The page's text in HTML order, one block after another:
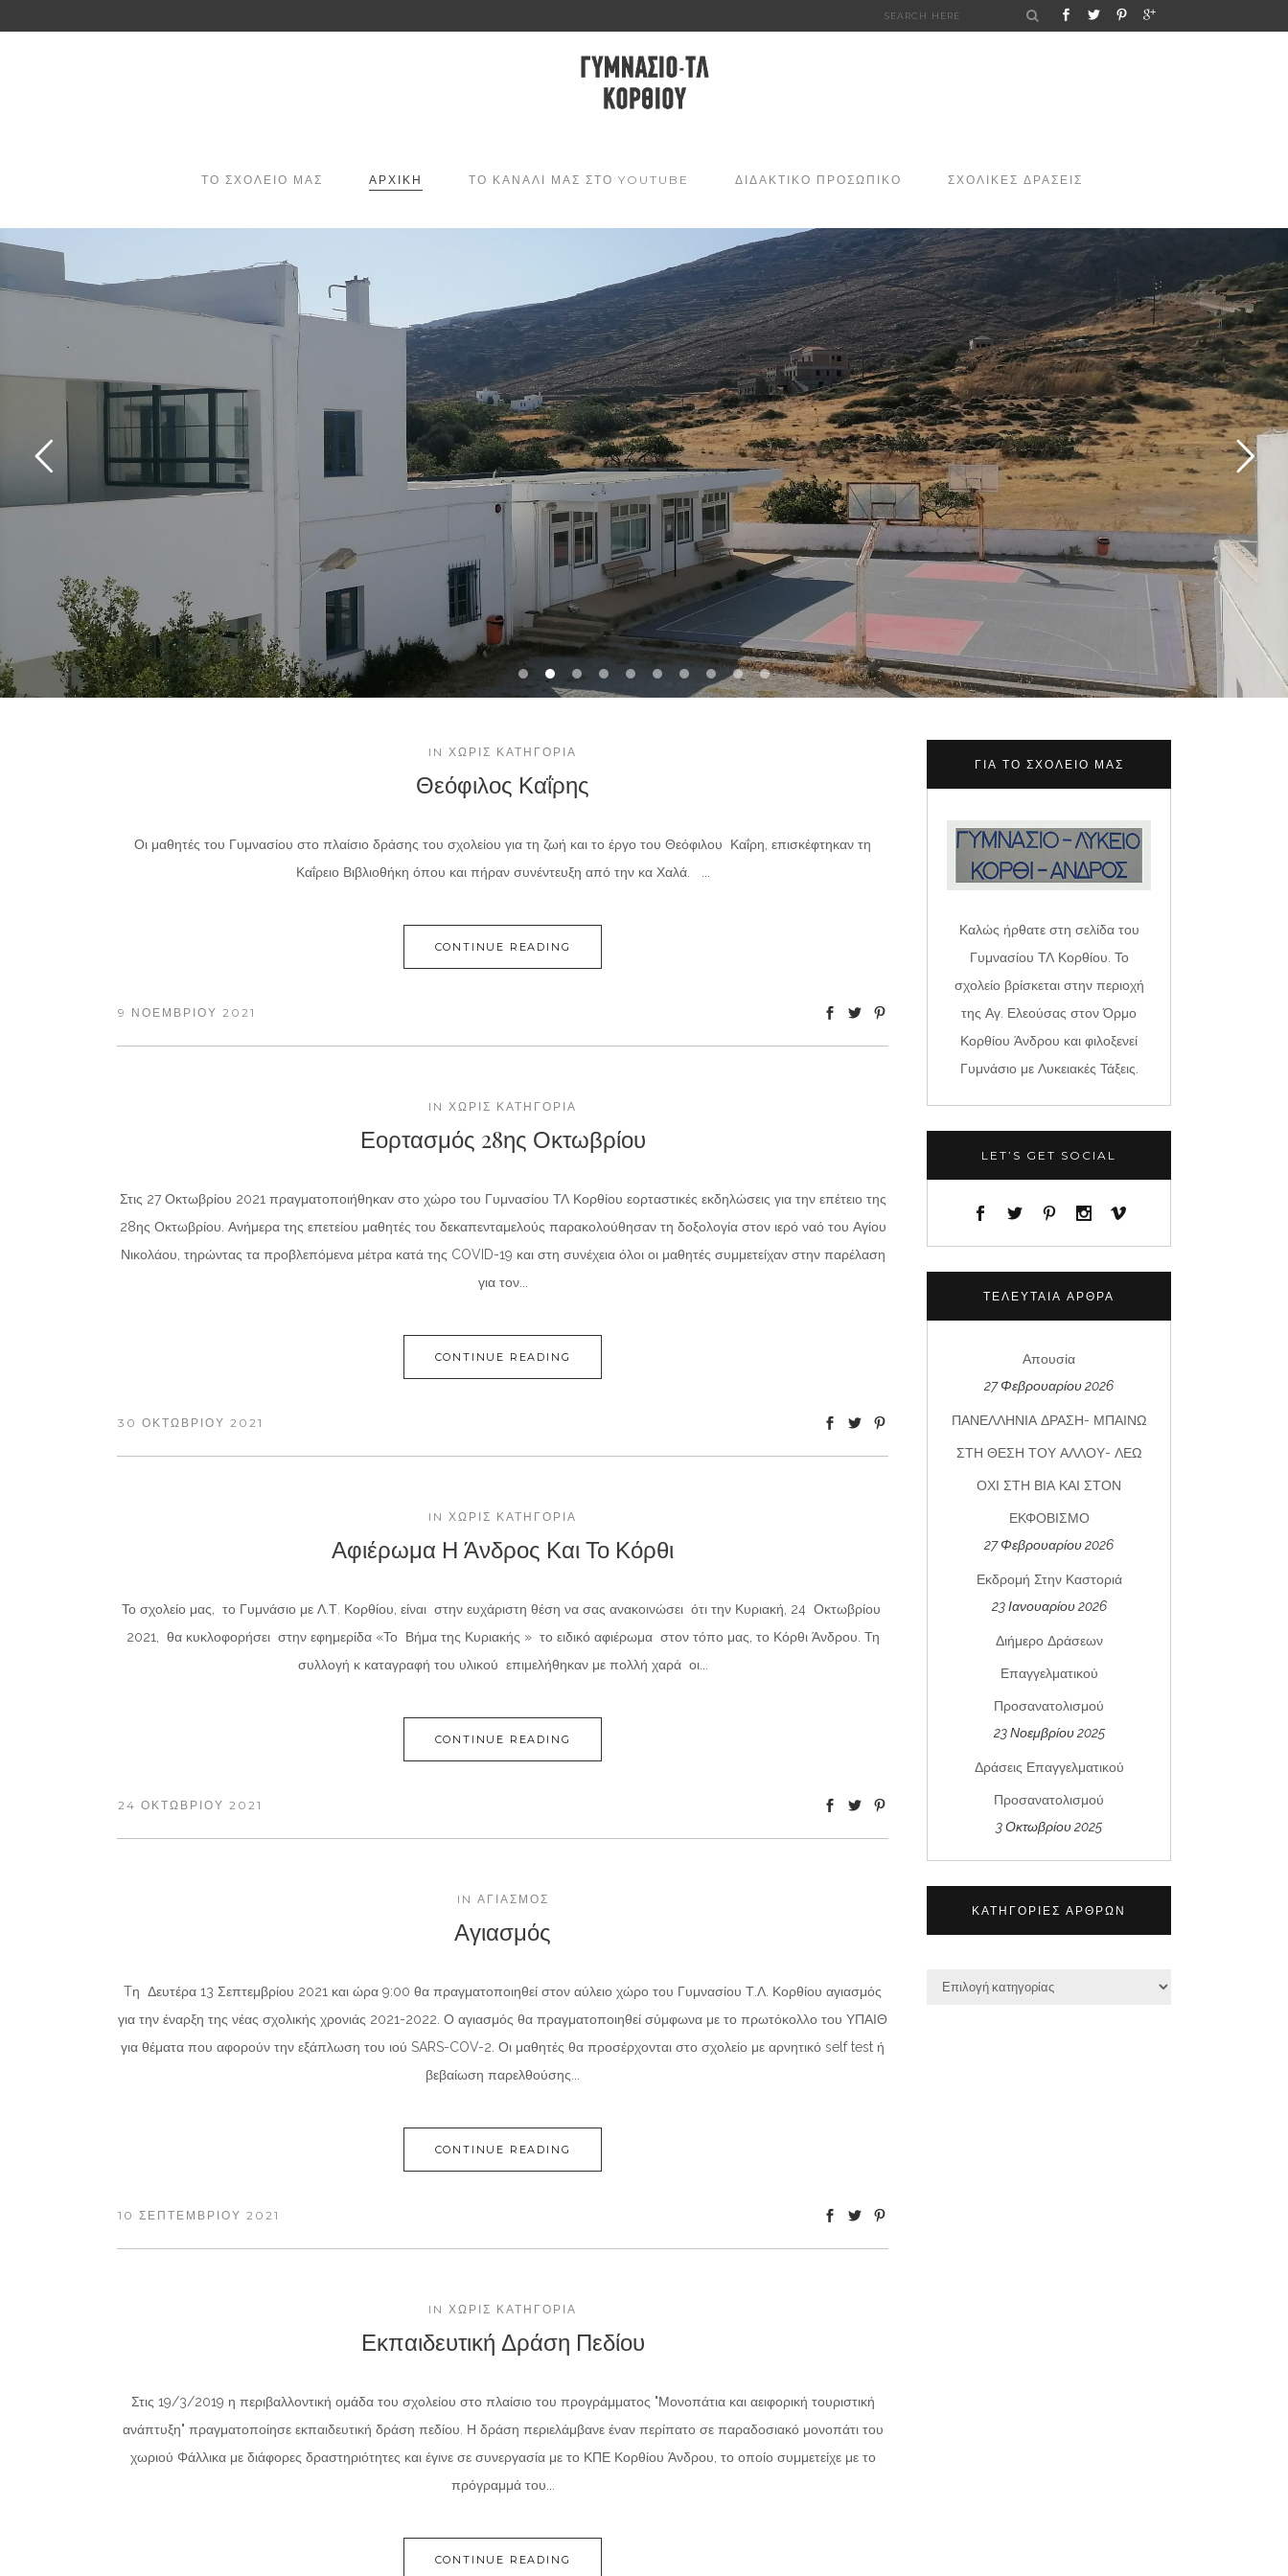
ΤΟ ΣΧΟΛΕΙΟ ΜΑΣ ΑΡΧΙΚΗ ΤΟ ΚΑΝΑΛΙ ΜΑΣ ΣΤΟ YOUTUBE ΔΙΔΑΚΤΙΚΟ ΠΡΟΣΩΠΙΚΟ ΣΧΟΛΙΚΕΣ ΔΡΑΣΕΙΣ
IN ΧΩΡΊΣ ΚΑΤΗΓΟΡΊΑ
Θεόφιλος Καΐρης
Οι μαθητές του Γυμνασίου στο πλαίσιο δράσης του σχολείου για τη ζωή και το έργο του Θεόφιλου Καΐρη, επισκέφτηκαν τη
Καΐρειο Βιβλιοθήκη όπου και πήραν συνέντευξη από την κα Χαλά. ...
CONTINUE READING
9 ΝΟΕΜΒΡΊΟΥ 2021
IN ΧΩΡΊΣ ΚΑΤΗΓΟΡΊΑ
Εορτασμός 28ης Οκτωβρίου
Στις 27 Οκτωβρίου 2021 πραγματοποιήθηκαν στο χώρο του Γυμνασίου ΤΛ Κορθίου εορταστικές εκδηλώσεις για την επέτειο της
28ης Οκτωβρίου. Ανήμερα της επετείου μαθητές του δεκαπενταμελούς παρακολούθησαν τη δοξολογία στον ιερό ναό του Αγίου
Νικολάου, τηρώντας τα προβλεπόμενα μέτρα κατά της COVID-19 και στη συνέχεια όλοι οι μαθητές συμμετείχαν στην παρέλαση
για τον...
CONTINUE READING
30 ΟΚΤΩΒΡΊΟΥ 2021
IN ΧΩΡΊΣ ΚΑΤΗΓΟΡΊΑ
Αφιέρωμα Η Άνδρος Και Το Κόρθι
Το σχολείο μας, το Γυμνάσιο με Λ.Τ. Κορθίου, είναι στην ευχάριστη θέση να σας ανακοινώσει ότι την Κυριακή, 24 Οκτωβρίου
2021, θα κυκλοφορήσει στην εφημερίδα «Το Βήμα της Κυριακής » το ειδικό αφιέρωμα στον τόπο μας, το Κόρθι Άνδρου. Τη
συλλογή κ καταγραφή του υλικού επιμελήθηκαν με πολλή χαρά οι...
CONTINUE READING
24 ΟΚΤΩΒΡΊΟΥ 2021
IN ΑΓΙΑΣΜΌΣ
Αγιασμός
Tη Δευτέρα 13 Σεπτεμβρίου 2021 και ώρα 9:00 θα πραγματοποιηθεί στον αύλειο χώρο του Γυμνασίου Τ.Λ. Κορθίου αγιασμός
για την έναρξη της νέας σχολικής χρονιάς 2021-2022. Ο αγιασμός θα πραγματοποιηθεί σύμφωνα με το πρωτόκολλο του ΥΠΑΙΘ
για θέματα που αφορούν την εξάπλωση του ιού SARS-COV-2. Οι μαθητές θα προσέρχονται στο σχολείο με αρνητικό self test ή
βεβαίωση παρελθούσης...
CONTINUE READING
10 ΣΕΠΤΕΜΒΡΊΟΥ 2021
IN ΧΩΡΊΣ ΚΑΤΗΓΟΡΊΑ
Εκπαιδευτική Δράση Πεδίου
Στις 19/3/2019 η περιβαλλοντική ομάδα του σχολείου στο πλαίσιο του προγράμματος "Μονοπάτια και αειφορική τουριστική
ανάπτυξη" πραγματοποίησε εκπαιδευτική δράση πεδίου. Η δράση περιελάμβανε έναν περίπατο σε παραδοσιακό μονοπάτι του
χωριού Φάλλικα με διάφορες δραστηριότητες και έγινε σε συνεργασία με το ΚΠΕ Κορθίου Άνδρου, το οποίο συμμετείχε με το
πρόγραμμά του...
CONTINUE READING
ΓΙΑ ΤΟ ΣΧΟΛΕΊΟ ΜΑΣ
Καλώς ήρθατε στη σελίδα του
Γυμνασίου ΤΛ Κορθίου. Το
σχολείο βρίσκεται στην περιοχή
της Αγ. Ελεούσας στον Όρμο
Κορθίου Άνδρου και φιλοξενεί
Γυμνάσιο με Λυκειακές Τάξεις.
LET’S GET SOCIAL
ΤΕΛΕΥΤΑΊΑ ΆΡΘΡΑ
Απουσία
27 Φεβρουαρίου 2026
ΠΑΝΕΛΛΗΝΙΑ ΔΡΑΣΗ- ΜΠΑΙΝΩ
ΣΤΗ ΘΕΣΗ ΤΟΥ ΑΛΛΟΥ- ΛΕΩ
ΟΧΙ ΣΤΗ ΒΙΑ ΚΑΙ ΣΤΟΝ
ΕΚΦΟΒΙΣΜΟ
27 Φεβρουαρίου 2026
Εκδρομή Στην Καστοριά
23 Ιανουαρίου 2026
Διήμερο Δράσεων
Επαγγελματικού
Προσανατολισμού
23 Νοεμβρίου 2025
Δράσεις Επαγγελματικού
Προσανατολισμού
3 Οκτωβρίου 2025
ΚΑΤΗΓΟΡΊΕΣ ΆΡΘΡΩΝ